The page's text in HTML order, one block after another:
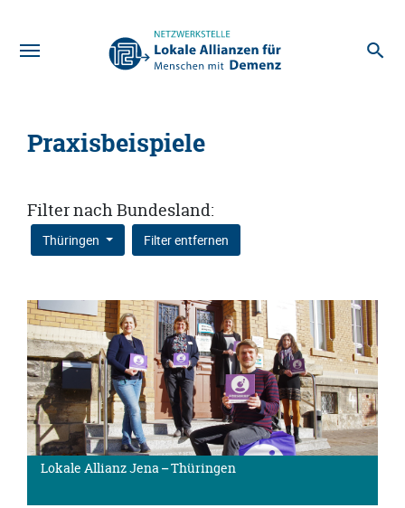
Praxisbeispiele
Filter nach Bundesland:
Thüringen Filter entfernen
Lokale Allianz Jena – Thüringen